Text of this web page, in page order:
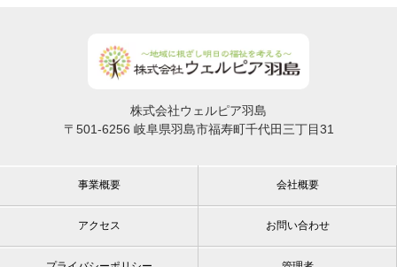
株式会社ウェルピア羽島
〒501-6256 岐阜県羽島市福寿町千代田三丁目31
事業概要 会社概要
アクセス お問い合わせ